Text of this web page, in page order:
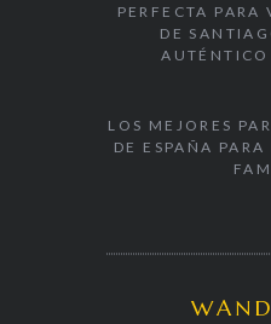
PERFECTA
DE
AUTÉNTICO
LOS MEJORES
DE ESPAÑA